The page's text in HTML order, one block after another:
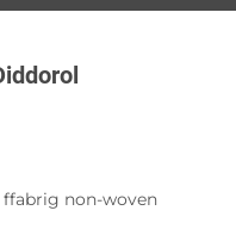
ffabrig non-woven